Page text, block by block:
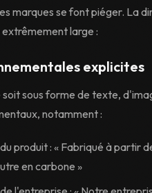
marques se font piéger. La
large :
explicites
sous forme de texte,
notamment :
produit : « Fabriqué à partir
en carbone »